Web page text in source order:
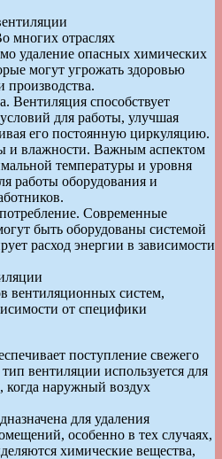
многих отраслях
удаление опасных химических
могут угрожать здоровью
производства.
Вентиляция способствует
для работы, улучшая
его постоянную циркуляцию.
и влажности. Важным аспектом
температуры и уровня
работы оборудования и
Современные
быть оборудованы системой
расход энергии в зависимости
вентиляционных систем,
от специфики
поступление свежего
вентиляции используется для
когда наружный воздух
для удаления
особенно в тех случаях,
химические вещества,